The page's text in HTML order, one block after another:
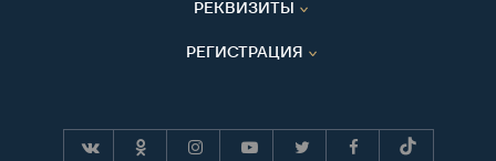
РЕКВИЗИТЫ
РЕГИСТРАЦИЯ